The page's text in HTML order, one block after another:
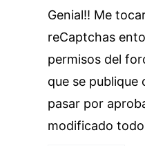
Genial!! Me
reCaptchas
permisos del
que se
pasar por
modificado